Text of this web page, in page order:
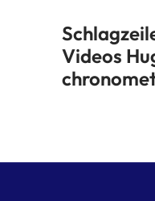
Videos